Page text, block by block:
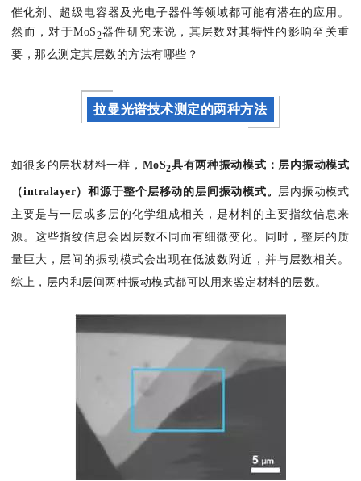
催化剂、超级电容器及光电子器件等领域都可能有潜在的应用。
然而，对于MoS2器件研究来说，其层数对其特性的影响至关重
要，那么测定其层数的方法有哪些？
拉曼光谱技术测定的两种方法
如很多的层状材料一样， MoS2具有两种振动模式：层内振动模式
（intralayer）和源于整个层移动的层间振动模式。 层内振动模式
主要是与一层或多层的化学组成相关，是材料的主要指纹信息来
源。这些指纹信息会因层数不同而有细微变化。同时，整层的质
量巨大，层间的振动模式会出现在低波数附近，并与层数相关。
综上，层内和层间两种振动模式都可以用来鉴定材料的层数。